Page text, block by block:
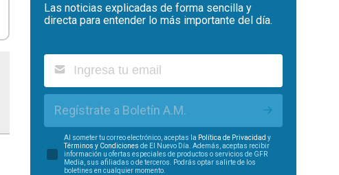
Las noticias explicadas de forma sencilla y
directa para entender lo más importante del día.
Regístrate a Boletín A.M.
Al someter tu correo electrónico, aceptas la Política de Privacidad y
Términos y Condiciones de El Nuevo Día. Además, aceptas recibir
información u ofertas especiales de productos o servicios de GFR
Media, sus afiliadas o de terceros. Podrás optar salirte de los
boletines en cualquier momento.